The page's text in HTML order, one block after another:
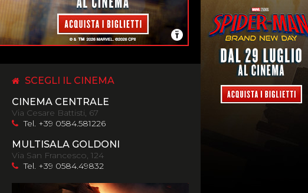
SCEGLI IL CINEMA
CINEMA CENTRALE
Via Cesare Battisti, 67
Tel. +39 0584.581226
MULTISALA GOLDONI
Via San Francesco, 124
Tel. +39 0584.49832